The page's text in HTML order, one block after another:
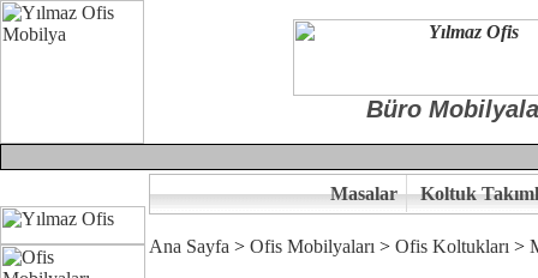
Büro
Masalar Koltuk
Ana Sayfa > Ofis Mobilyaları > Ofis Koltukları >